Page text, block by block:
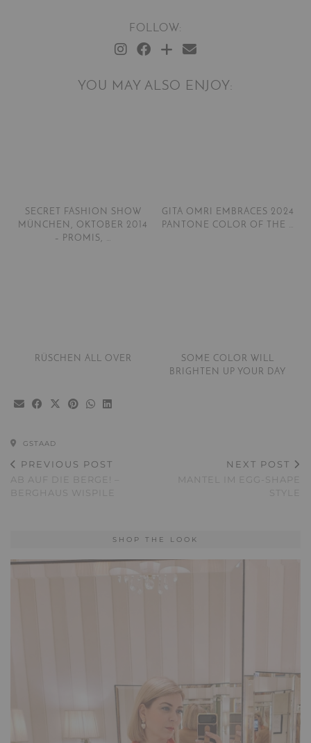
FOLLOW:
YOU MAY ALSO ENJOY:
SECRET FASHION SHOW
MÜNCHEN, OKTOBER 2014
– PROMIS, …
GITA OMRI EMBRACES 2024
PANTONE COLOR OF THE …
RÜSCHEN ALL OVER
SOME COLOR WILL
BRIGHTEN UP YOUR DAY
GSTAAD
PREVIOUS POST
AB AUF DIE BERGE! –
BERGHAUS WISPILE
NEXT POST
MANTEL IM EGG-SHAPE
STYLE
SHOP THE LOOK